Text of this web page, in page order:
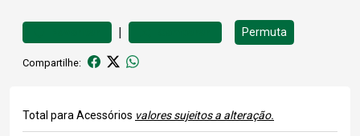
| Permuta
Compartilhe:
Total para Acessórios valores sujeitos a alteração.